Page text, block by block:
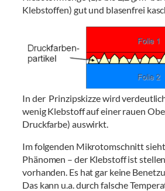
Klebstoffen) gut und blasenfrei
In der Prinzipskizze wird
wenig Klebstoff auf einer rauen
Druckfarbe) auswirkt.
Im folgenden Mikrotomschnitt
Phänomen – der Klebstoff ist
vorhanden. Es hat gar keine
Das kann u.a. durch falsche